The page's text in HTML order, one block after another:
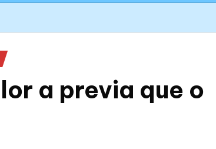
a previa que o